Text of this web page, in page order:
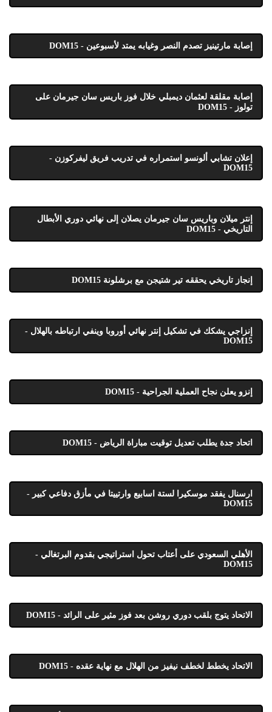
إصابة مارتينيز تصدم النصر وغيابه يمتد لأسبوعين - DOM15
إصابة مقلقة لعثمان ديمبلي خلال فوز باريس سان جيرمان على
تولوز - DOM15
إعلان تشابي ألونسو استمراره في تدريب فريق ليفركوزن -
DOM15
إنتر ميلان وباريس سان جيرمان يصلان إلى نهائي دوري الأبطال
التاريخي - DOM15
إنجاز تاريخي يحققه تير شتيجن مع برشلونة DOM15
إنزاجي يشكك في تشكيل إنتر نهائي أوروبا وينفي ارتباطه بالهلال -
DOM15
إنزو يعلن نجاح العملية الجراحية - DOM15
اتحاد جدة يطلب تعديل توقيت مباراة الرياض - DOM15
ارسنال يفقد موسكيرا لستة اسابيع وارتييتا في مأزق دفاعي كبير -
DOM15
الأهلي السعودي على أعتاب تحول استراتيجي بقدوم البرتغالي -
DOM15
الاتحاد يتوج بلقب دوري روشن بعد فوز مثير على الرائد - DOM15
الاتحاد يخطط لخطف نيفيز من الهلال مع نهاية عقده - DOM15